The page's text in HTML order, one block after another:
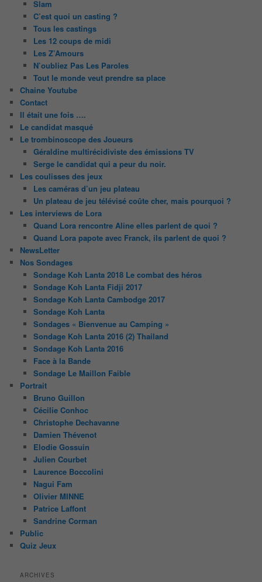
Slam
C’est quoi un casting ?
Tous les castings
Les 12 coups de midi
Les Z’Amours
N’oubliez Pas Les Paroles
Tout le monde veut prendre sa place
Chaine Youtube
Contact
Il était une fois ….
Le candidat masqué
Le trombinoscope des Joueurs
Géraldine multirécidiviste des émissions TV
Serge le candidat qui a peur du noir.
Les coulisses des jeux
Les caméras d’un jeu plateau
Un plateau de jeu télévisé coûte cher, mais pourquoi ?
Les interviews de Lora
Quand Lora rencontre Aline elles parlent de quoi ?
Quand Lora papote avec Franck, ils parlent de quoi ?
NewsLetter
Nos Sondages
Sondage Koh Lanta 2018 Le combat des héros
Sondage Koh Lanta Fidji 2017
Sondage Koh Lanta Cambodge 2017
Sondage Koh Lanta
Sondages « Bienvenue au Camping »
Sondage Koh Lanta 2016 (2) Thailand
Sondage Koh Lanta 2016
Face à la Bande
Sondage Le Maillon Faible
Portrait
Bruno Guillon
Cécilie Conhoc
Christophe Dechavanne
Damien Thévenot
Elodie Gossuin
Julien Courbet
Laurence Boccolini
Nagui Fam
Olivier MINNE
Patrice Laffont
Sandrine Corman
Public
Quiz Jeux
ARCHIVES